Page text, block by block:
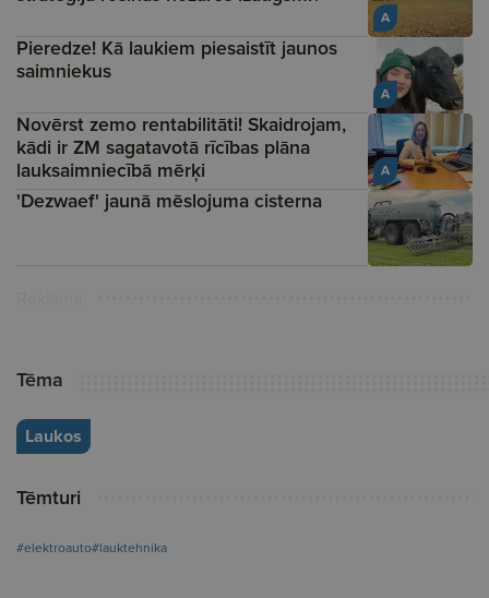
A
A
Pieredze! Kā laukiem piesaistīt jaunos
saimniekus
A
Novērst zemo rentabilitāti! Skaidrojam,
kādi ir ZM sagatavotā rīcības plāna
lauksaimniecībā mērķi
'Dezwaef' jaunā mēslojuma cisterna
Tēma
Laukos
Tēmturi
#elektroauto#lauktehnika